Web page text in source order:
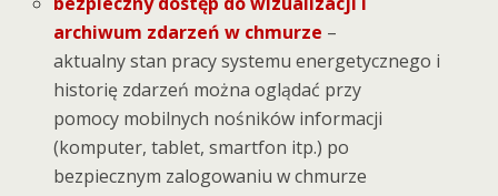
archiwum zdarzeń w chmurze –
aktualny stan pracy systemu energetycznego i
historię zdarzeń można oglądać przy
pomocy mobilnych nośników informacji
(komputer, tablet, smartfon itp.) po
bezpiecznym zalogowaniu w chmurze